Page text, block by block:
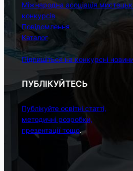
Міжнародна асоціація
конкурсів
Повідомлення
Каталог
Підпишіться на конкурсні
ПУБЛІКУЙТЕСЬ
Публікуйте освітні статті,
методичні розробки,
презентації тощо.